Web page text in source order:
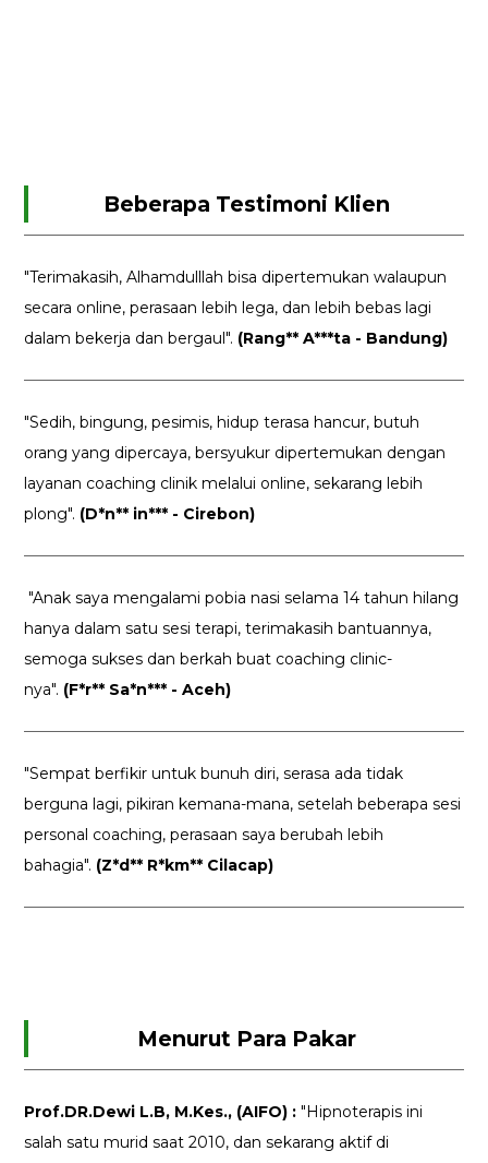
Beberapa Testimoni Klien
"Terimakasih, Alhamdulllah bisa dipertemukan walaupun
secara online, perasaan lebih lega, dan lebih bebas lagi
dalam bekerja dan bergaul". (Rang** A***ta - Bandung)
"Sedih, bingung, pesimis, hidup terasa hancur, butuh
orang yang dipercaya, bersyukur dipertemukan dengan
layanan coaching clinik melalui online, sekarang lebih
plong". (D*n** in*** - Cirebon)
"Anak saya mengalami pobia nasi selama 14 tahun hilang
hanya dalam satu sesi terapi, terimakasih bantuannya,
semoga sukses dan berkah buat coaching clinic-
nya". (F*r** Sa*n*** - Aceh)
"Sempat berfikir untuk bunuh diri, serasa ada tidak
berguna lagi, pikiran kemana-mana, setelah beberapa sesi
personal coaching, perasaan saya berubah lebih
bahagia". (Z*d** R*km** Cilacap)
Menurut Para Pakar
Prof.DR.Dewi L.B, M.Kes., (AIFO) :"Hipnoterapis ini
salah satu murid saat 2010, dan sekarang aktif di